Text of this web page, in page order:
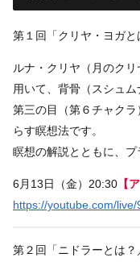
第１回「クリヤ・ヨガと
ルナ・クリヤ（月のク
用いて、背骨（スシュ
第三の目（第６チャク
らす瞑想法です。
瞑想の解説とともに、プ
6月13日（金）20:30 【
https://youtube.com/
第２回「ニドラーとは？